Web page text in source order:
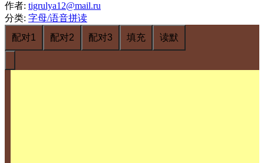
作者: tigrulya12@mail.ru
分类: 字母/语音拼读
配对1
配对2 配对3 填充 读默